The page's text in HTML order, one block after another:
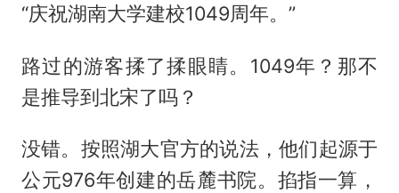
“庆祝湖南大学建校1049周年。”
路过的游客揉了揉眼睛。1049年？那不
是推导到北宋了吗？
没错。按照湖大官方的说法，他们起源于
公元976年创建的岳麓书院。掐指一算，